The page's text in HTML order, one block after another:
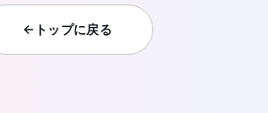
トップに戻る